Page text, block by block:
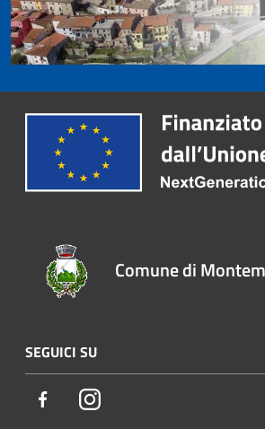
Comune di
SEGUICI SU
FacebookInstagram